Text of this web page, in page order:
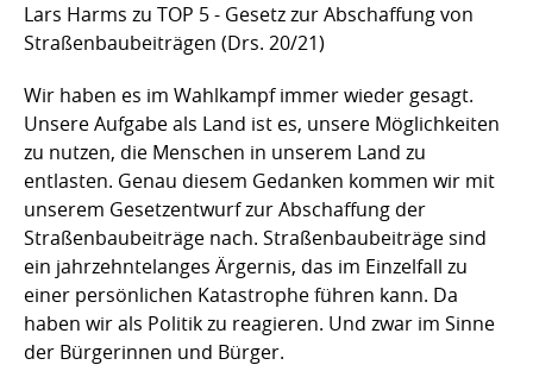
Lars Harms zu TOP 5 - Gesetz zur Abschaffung von
Straßenbaubeiträgen (Drs. 20/21)
Wir haben es im Wahlkampf immer wieder gesagt.
Unsere Aufgabe als Land ist es, unsere Möglichkeiten
zu nutzen, die Menschen in unserem Land zu
entlasten. Genau diesem Gedanken kommen wir mit
unserem Gesetzentwurf zur Abschaffung der
Straßenbaubeiträge nach. Straßenbaubeiträge sind
ein jahrzehntelanges Ärgernis, das im Einzelfall zu
einer persönlichen Katastrophe führen kann. Da
haben wir als Politik zu reagieren. Und zwar im Sinne
der Bürgerinnen und Bürger.